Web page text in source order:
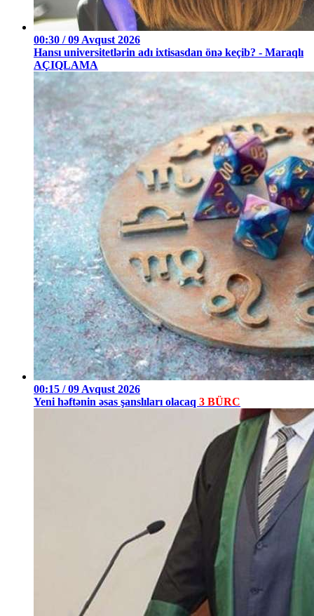
00:30 / 09 Avqust 2026
Hansı universitetlərin adı ixtisasdan önə keçib? - Maraqlı
AÇIQLAMA
00:15 / 09 Avqust 2026
Yeni həftənin əsas şanslıları olacaq 3 BÜRC